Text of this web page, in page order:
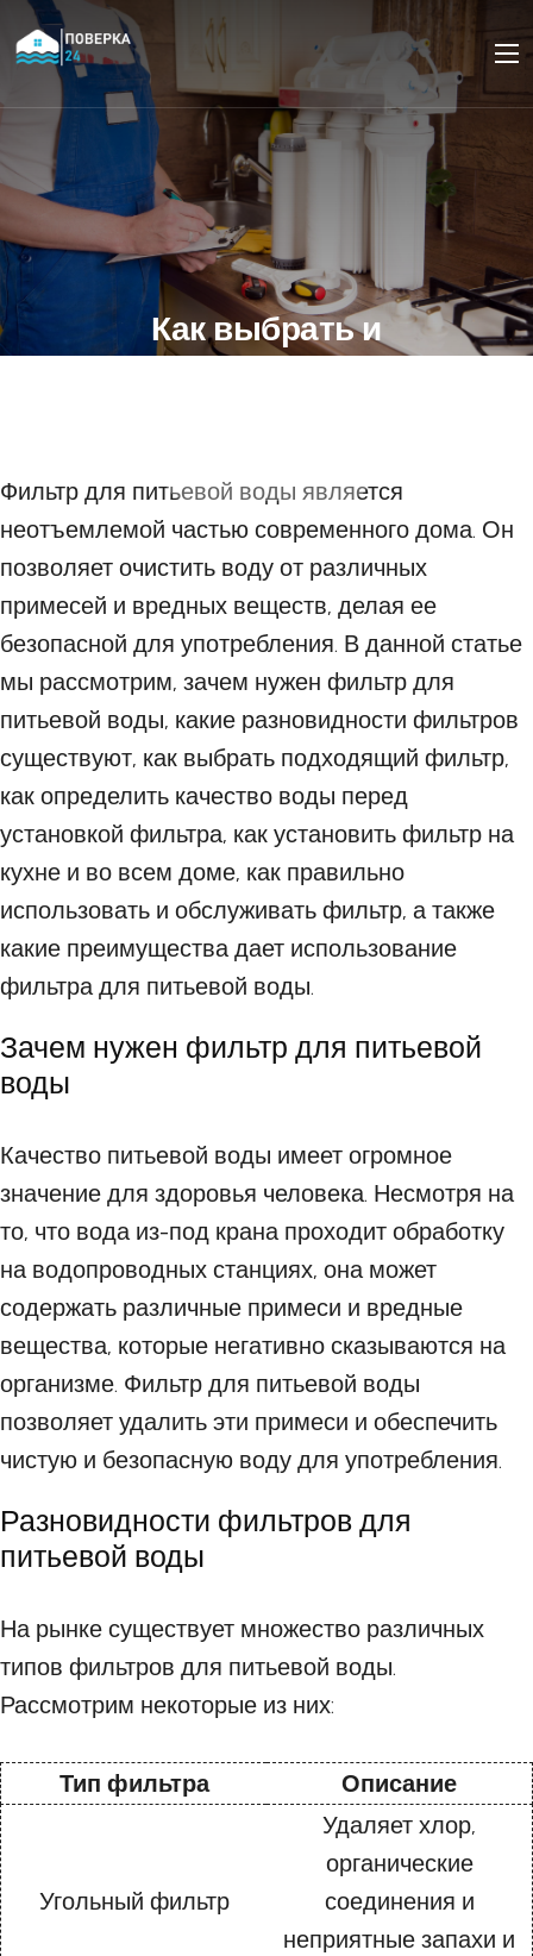
Как выбрать и
установить фильтр для
Фильтр для питьевой воды является
неотъемлемой частью современного дома. Он
позволяет очистить воду от различных
примесей и вредных веществ, делая ее
безопасной для употребления. В данной статье
мы рассмотрим, зачем нужен фильтр для
питьевой воды, какие разновидности фильтров
существуют, как выбрать подходящий фильтр,
как определить качество воды перед
установкой фильтра, как установить фильтр на
кухне и во всем доме, как правильно
использовать и обслуживать фильтр, а также
какие преимущества дает использование
фильтра для питьевой воды.
Зачем нужен фильтр для питьевой
воды
Качество питьевой воды имеет огромное
значение для здоровья человека. Несмотря на
то, что вода из-под крана проходит обработку
на водопроводных станциях, она может
содержать различные примеси и вредные
вещества, которые негативно сказываются на
организме. Фильтр для питьевой воды
позволяет удалить эти примеси и обеспечить
чистую и безопасную воду для употребления.
Разновидности фильтров для
питьевой воды
На рынке существует множество различных
типов фильтров для питьевой воды.
Рассмотрим некоторые из них:
Тип фильтра Описание
Угольный фильтр
Удаляет хлор,
органические
соединения и
неприятные запахи и